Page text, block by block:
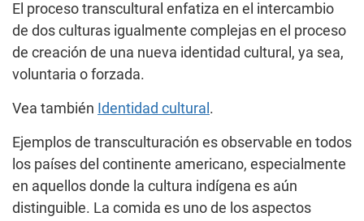
El proceso transcultural enfatiza en el intercambio
de dos culturas igualmente complejas en el proceso
de creación de una nueva identidad cultural, ya sea,
voluntaria o forzada.
Vea también Identidad cultural .
Ejemplos de transculturación es observable en todos
los países del continente americano, especialmente
en aquellos donde la cultura indígena es aún
distinguible. La comida es uno de los aspectos